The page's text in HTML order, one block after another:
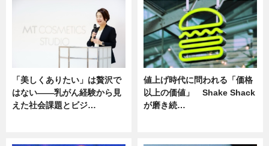
「美しくありたい」は贅沢で
はない――乳がん経験から見
えた社会課題とビジ…
値上げ時代に問われる「価格
以上の価値」 Shake Shack
が磨き続…